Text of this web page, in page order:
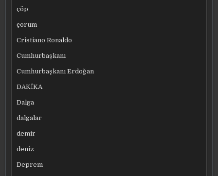
çöp
çorum
Cristiano Ronaldo
Cumhurbaşkanı
Cumhurbaşkanı Erdoğan
DAKİKA
Dalga
dalgalar
demir
deniz
Deprem